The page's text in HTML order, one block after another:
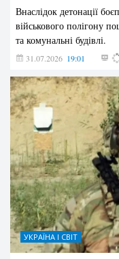
Внаслідок детонації
військового полігону
та комунальні будівлі.
31.07.2026 19:01
УКРАЇНА І СВІТ